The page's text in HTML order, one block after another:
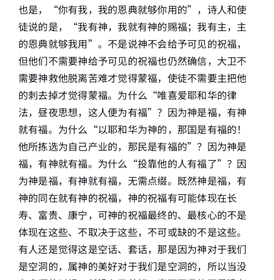
也是，“你有我，我的恩典就够你用的”，诗人和使
徒说的是，“我有神，我就有神的赐福；我有主，主
的恩典就够我用”。不是说神不会给予可见的祝福，
但他们不需要神给予可见的祝福也仍然确信，大卫不
需要神救他脱离苦难才觉得蒙福，使徒不需要主把他
的刺去掉才觉得蒙福。为什么“唯喜爱耶和华的律
法，昼夜思想，这人便为有福”？因为神是福，有神
就有福。为什么“以耶和华为神的，那国是有福的！
他所拣选为自己产业的，那民是有福的”？因为神是
福，有神就有福。为什么“投靠他的人有福了”？因
为神是福，有神就有福，无需点缀。既然神是福，有
神的同在就有神的祝福，神的祝福有可能体现在长
寿、富贵、康宁，可神的祝福最终的、最核心的不是
体现在这些、不取决于这些，不可或缺的不是这些。
有人还是觉得这是空话、套话，那是因为神对于我们
是空洞的，属神的美好对于我们是空洞的，所以当没